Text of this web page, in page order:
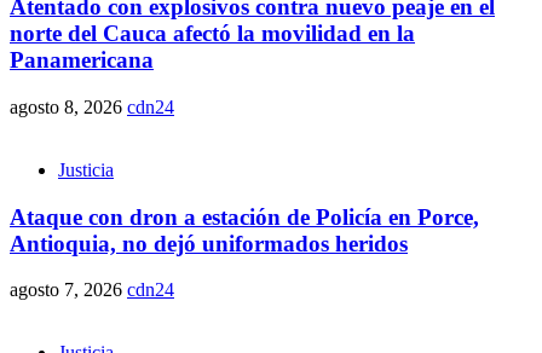
Atentado con explosivos contra nuevo peaje en el
norte del Cauca afectó la movilidad en la
Panamericana
agosto 8, 2026 cdn24
Justicia
Ataque con dron a estación de Policía en Porce,
Antioquia, no dejó uniformados heridos
agosto 7, 2026 cdn24